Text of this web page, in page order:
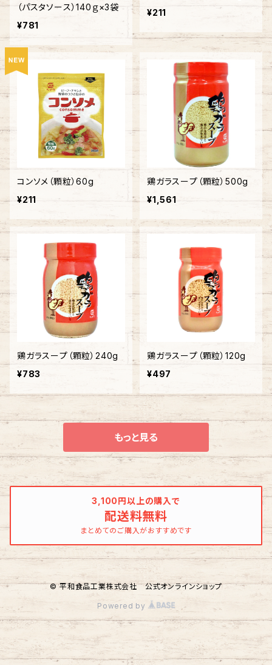
（パスタソース）140ｇ×3袋
¥781
¥211
コンソメ（顆粒）60g
¥211
鶏ガラスープ（顆粒）500g
¥1,561
鶏ガラスープ（顆粒）240g
¥783
鶏ガラスープ（顆粒）120g
¥497
もっと見る
3,100円以上の購入で
配送料無料
まとめてのご購入がおすすめです
© 平和食品工業株式会社 公式オンラインショップ
Powered by